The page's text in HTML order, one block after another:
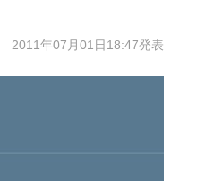
2011年07月01日18:47発表